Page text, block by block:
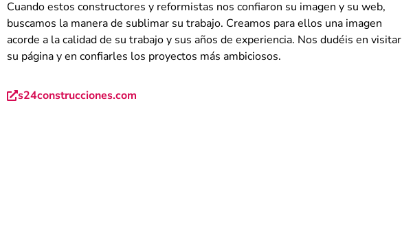
Cuando estos constructores y reformistas nos confiaron su imagen y su web,
buscamos la manera de sublimar su trabajo. Creamos para ellos una imagen
acorde a la calidad de su trabajo y sus años de experiencia. Nos dudéis en visitar
su página y en confiarles los proyectos más ambiciosos.
s24construcciones.com